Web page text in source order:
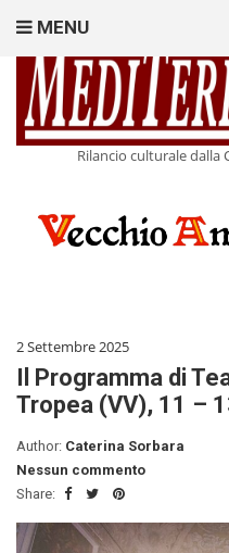
Rilancio culturale dalla
MENU
2 Settembre 2025
Il Programma di
Tropea (VV), 11 –
Author: Caterina Sorbara
Nessun commento
Share: